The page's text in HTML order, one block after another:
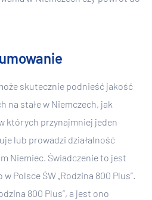
skutecznie podnieść jakość
na stałe w Niemczech, jak
których przynajmniej jeden
lub prowadzi działalność
Niemiec. Świadczenie to jest
Polsce ŚW „Rodzina 800 Plus”.
800 Plus”, a jest ono